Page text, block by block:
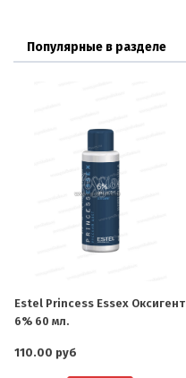
Популярные в разделе
Estel Princess Essex Оксигент
6% 60 мл.
110.00 руб